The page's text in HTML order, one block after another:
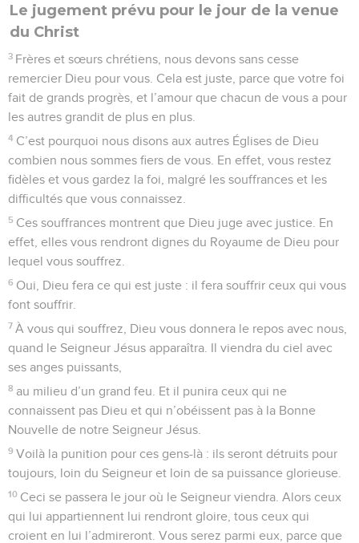
Le jugement prévu pour le jour de la venue
du Christ
3 Frères et sœurs chrétiens, nous devons sans cesse
remercier Dieu pour vous. Cela est juste, parce que votre foi
fait de grands progrès, et l’amour que chacun de vous a pour
les autres grandit de plus en plus.
4 C’est pourquoi nous disons aux autres Églises de Dieu
combien nous sommes fiers de vous. En effet, vous restez
fidèles et vous gardez la foi, malgré les souffrances et les
difficultés que vous connaissez.
5 Ces souffrances montrent que Dieu juge avec justice. En
effet, elles vous rendront dignes du Royaume de Dieu pour
lequel vous souffrez.
6 Oui, Dieu fera ce qui est juste : il fera souffrir ceux qui vous
font souffrir.
7 À vous qui souffrez, Dieu vous donnera le repos avec nous,
quand le Seigneur Jésus apparaîtra. Il viendra du ciel avec
ses anges puissants,
8 au milieu d’un grand feu. Et il punira ceux qui ne
connaissent pas Dieu et qui n’obéissent pas à la Bonne
Nouvelle de notre Seigneur Jésus.
9 Voilà la punition pour ces gens-là : ils seront détruits pour
toujours, loin du Seigneur et loin de sa puissance glorieuse.
10 Ceci se passera le jour où le Seigneur viendra. Alors ceux
qui lui appartiennent lui rendront gloire, tous ceux qui
croient en lui l’admireront. Vous serez parmi eux, parce que